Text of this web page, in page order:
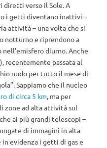
diretti verso il Sole. A
i getti diventano inattivi –
attività – una volta che si
notturno e riprendono a
diurno. Anche
recentemente passata al
nudo per tutto il mese di
Sappiamo che il nucleo
di circa 5 km, ma per
zone ad alta attività sul
ai più grandi telescopi –
di immagini in alta
evidenza i getti di gas e